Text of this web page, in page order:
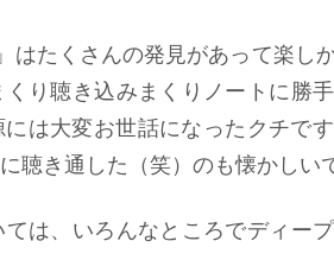
はたくさんの発見があって楽し
り聴き込みまくりノートに勝
は大変お世話になったクチで
聴き通した（笑）のも懐かしい
は、いろんなところでディー